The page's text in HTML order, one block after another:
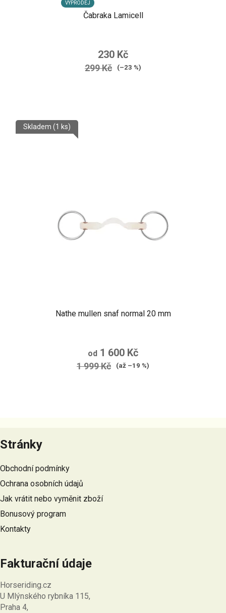
VÝPRODEJ
Čabraka Lamicell
230 Kč
299 Kč (–23 %)
Nathe mullen snaf normal 20 mm
Skladem (1 ks)
od 1 600 Kč
1 999 Kč (až –19 %)
á
p
a
t
í
Stránky
Obchodní podmínky
Ochrana osobních údajů
Jak vrátit nebo vyměnit zboží
Bonusový program
Kontakty
Fakturační údaje
Horseriding.cz
U Mlýnského rybníka 115,
Praha 4,